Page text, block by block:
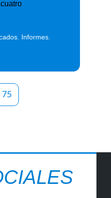
, Informes,
75